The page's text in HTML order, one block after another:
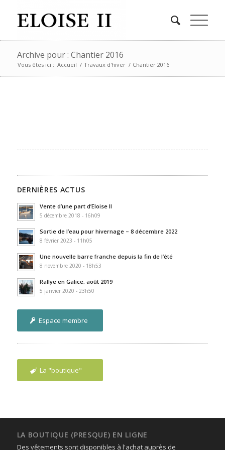
Archive pour : Chantier 2016
Vous êtes ici : Accueil / Travaux d'hiver / Chantier 2016
DERNIÈRES ACTUS
Vente d’une part d’Eloise II
5 décembre 2018 - 16h09
Sortie de l’eau pour hivernage – 8 décembre 2022
8 février 2023 - 11h05
Une nouvelle barre franche depuis la fin de l’été
8 novembre 2020 - 18h53
Rallye en Galice, août 2019
5 janvier 2020 - 23h50
Espace membre
La "boutique"
LA BOUTIQUE (PRESQUE) EN LIGNE
Des vêtements sont disponibles à l'achat auprès de